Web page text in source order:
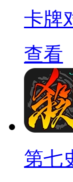
卡牌
查看
第七